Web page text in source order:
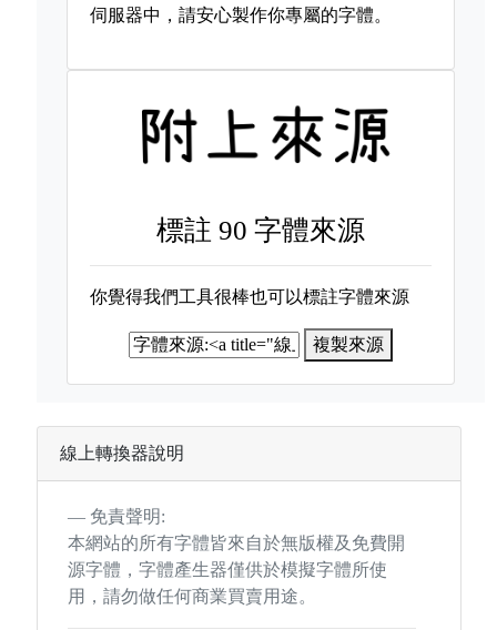
伺服器中，請安心製作你專屬的字體。
標註90 字體來源
你覺得我們工具很棒也可以標註字體來源
複製來源
線上轉換器說明
免責聲明:
本網站的所有字體皆來自於無版權及免費開
源字體，字體產生器僅供於模擬字體所使
用，請勿做任何商業買賣用途。